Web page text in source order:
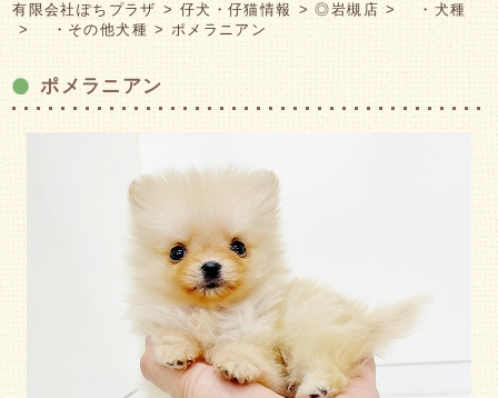
有限会社ぽちプラザ 仔犬・仔猫情報 ◎岩槻店
・犬種
・その他犬種
ポメラニアン
ポメラニアン